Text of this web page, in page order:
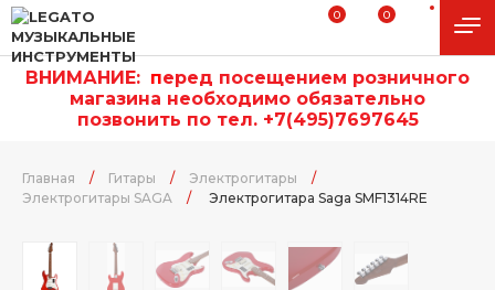
0 0
ВНИМАНИЕ: перед посещением розничного
магазина необходимо обязательно
позвонить по тел. +7(495)7697645
Главная / Гитары / Электрогитары
/
Электрогитары SAGA
/ Электрогитара Saga SMF1314RE